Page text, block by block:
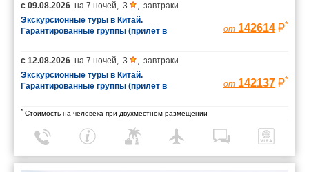
с 09.08.2026 на 7 ночей, 3 , завтраки
Экскурсионные туры в Китай.
Гарантированные группы (прилёт в
от 142614 *
с 12.08.2026 на 7 ночей, 3 , завтраки
Экскурсионные туры в Китай.
Гарантированные группы (прилёт в
от 142137 *
* Стоимость на человека при двухместном размещении